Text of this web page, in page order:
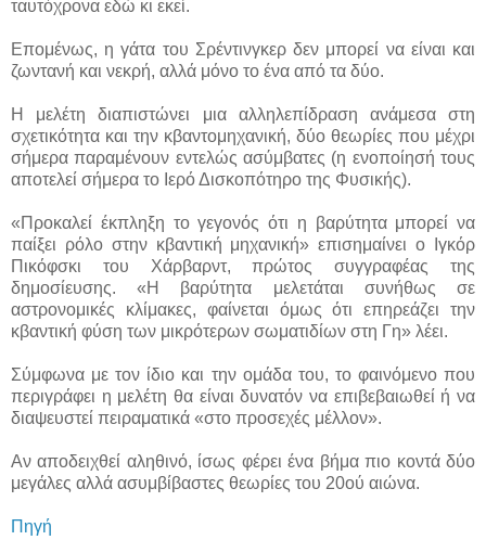
ταυτόχρονα εδώ κι εκεί.
Επομένως, η γάτα του Σρέντινγκερ δεν μπορεί να είναι και
ζωντανή και νεκρή, αλλά μόνο το ένα από τα δύο.
Η μελέτη διαπιστώνει μια αλληλεπίδραση ανάμεσα στη
σχετικότητα και την κβαντομηχανική, δύο θεωρίες που μέχρι
σήμερα παραμένουν εντελώς ασύμβατες (η ενοποίησή τους
αποτελεί σήμερα το Ιερό Δισκοπότηρο της Φυσικής).
«Προκαλεί έκπληξη το γεγονός ότι η βαρύτητα μπορεί να
παίξει ρόλο στην κβαντική μηχανική» επισημαίνει ο Ιγκόρ
Πικόφσκι του Χάρβαρντ, πρώτος συγγραφέας της
δημοσίευσης. «Η βαρύτητα μελετάται συνήθως σε
αστρονομικές κλίμακες, φαίνεται όμως ότι επηρεάζει την
κβαντική φύση των μικρότερων σωματιδίων στη Γη» λέει.
Σύμφωνα με τον ίδιο και την ομάδα του, το φαινόμενο που
περιγράφει η μελέτη θα είναι δυνατόν να επιβεβαιωθεί ή να
διαψευστεί πειραματικά «στο προσεχές μέλλον».
Αν αποδειχθεί αληθινό, ίσως φέρει ένα βήμα πιο κοντά δύο
μεγάλες αλλά ασυμβίβαστες θεωρίες του 20ού αιώνα.
Πηγή